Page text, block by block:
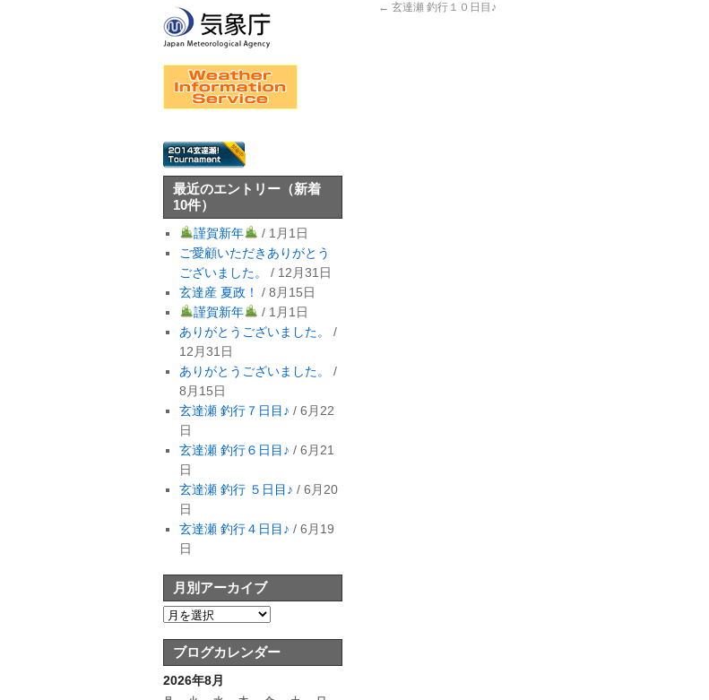
← 玄達瀬 釣行１０日目♪
最近のエントリー （新着
10件）
謹賀新年
/ 1月1日
ご愛顧いただきありがとう
ございました。
/ 12月31日
玄達産 夏政！
/ 8月15日
謹賀新年
/ 1月1日
ありがとうございました。
/
12月31日
ありがとうございました。
/
8月15日
玄達瀬 釣行７日目♪ / 6月22
日
玄達瀬 釣行６日目♪ / 6月21
日
玄達瀬 釣行 ５日目♪ / 6月20
日
玄達瀬 釣行４日目♪ / 6月19
日
月別アーカイブ
ブログカレンダー
2026年8月